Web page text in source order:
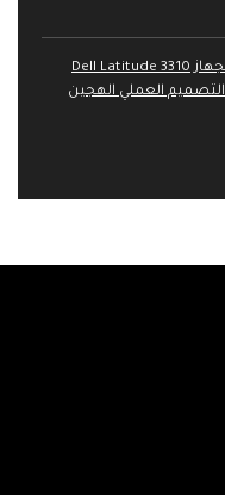
المراجعة الشاملة لجهاز Dell Latitude 3310